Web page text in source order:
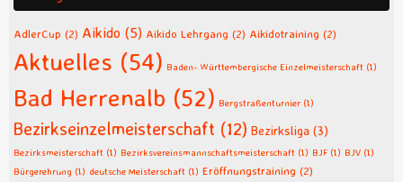
AdlerCup (2) Aikido (5) Aikido Lehrgang (2) Aikidotraining (2)
Aktuelles (54) Baden- Württembergische Einzelmeisterschaft (1)
Bad Herrenalb (52) Bergstraßenturnier (1)
Bezirkseinzelmeisterschaft (12) Bezirksliga (3)
Bezirksmeisterschaft (1) Bezirksvereinsmannschaftsmeisterschaft (1) BJF (1) BJV (1)
Bürgerehrung (1) deutsche Meisterschaft (1) Eröffnungstraining (2)